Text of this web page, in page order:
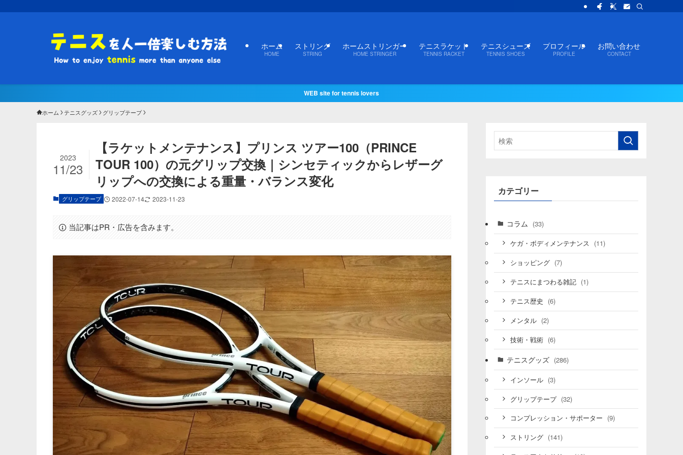
ホーム
HOME
ストリング
STRING
ホームストリンガー
HOME STRINGER
テニスラケット
TENNIS RACKET
テニスシューズ
TENNIS SHOES
プロフィール
PROFILE
お問い合わせ
CONTACT
WEB site for tennis lovers
ホーム テニスグッズ グリップテープ
【ラケットメンテナンス】プリンス ツアー100（PRINCE
TOUR 100）の元グリップ交換｜シンセティックからレザーグ
リップへの交換による重量・バランス変化
2023
11/23
グリップテープ 2022-07-14 2023-11-23
当記事はPR・広告を含みます。
カテゴリー
コラム (33)
ケガ・ボディメンテナンス (11)
ショッピング (7)
テニスにまつわる雑記 (1)
テニス歴史 (6)
メンタル (2)
技術・戦術 (6)
テニスグッズ (286)
インソール (3)
グリップテープ (32)
コンプレッション・サポーター (9)
ストリング (141)